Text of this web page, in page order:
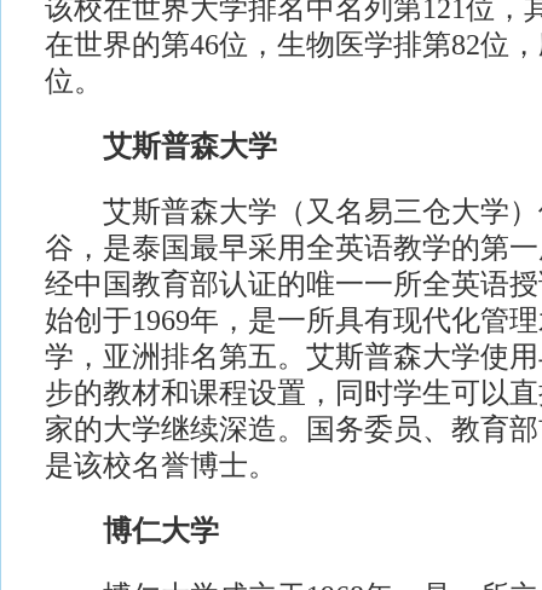
该校在世界大学排名中名列第121位，
在世界的第46位，生物医学排第82位
位。
艾斯普森大学
艾斯普森大学（又名易三仓大学）
谷，是泰国最早采用全英语教学的第
经中国教育部认证的唯一一所全英语
始创于1969年，是一所具有现代化管
学，亚洲排名第五。艾斯普森大学使
步的教材和课程设置，同时学生可以
家的大学继续深造。国务委员、教育
是该校名誉博士。
博仁大学